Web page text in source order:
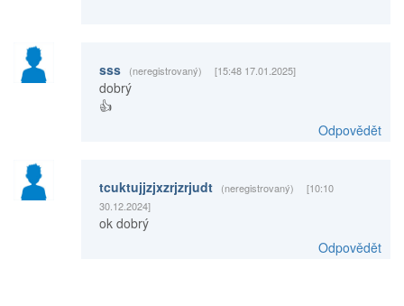
sss (neregistrovaný) [15:48 17.01.2025]
dobrý
👍
Odpovědět
tcuktujjzjxzrjzrjudt (neregistrovaný)
[10:10
30.12.2024]
ok dobrý
Odpovědět